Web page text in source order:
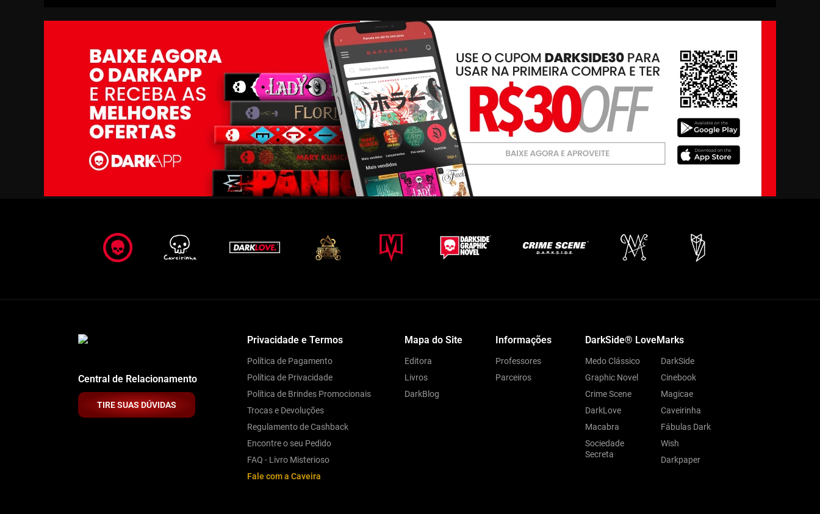
Central de Relacionamento
TIRE SUAS DÚVIDAS
Privacidade e Termos
Política de Pagamento
Política de Privacidade
Política de Brindes Promocionais
Trocas e Devoluções
Regulamento de Cashback
Encontre o seu Pedido
FAQ - Livro Misterioso
Fale com a Caveira
Mapa do Site
Editora
Livros
DarkBlog
Informações
Professores
Parceiros
DarkSide® LoveMarks
Medo Clássico
Graphic Novel
Crime Scene
DarkLove
Macabra
Sociedade
Secreta
DarkSide
Cinebook
Magicae
Caveirinha
Fábulas Dark
Wish
Darkpaper